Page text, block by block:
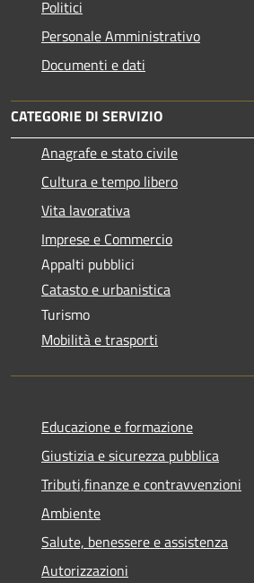
Politici
Personale Amministrativo
Documenti e dati
CATEGORIE DI SERVIZIO
Anagrafe e stato civile
Cultura e tempo libero
Vita lavorativa
Imprese e Commercio
Appalti pubblici
Catasto e urbanistica
Turismo
Mobilità e trasporti
Educazione e formazione
Giustizia e sicurezza pubblica
Tributi,finanze e contravvenzioni
Ambiente
Salute, benessere e assistenza
Autorizzazioni